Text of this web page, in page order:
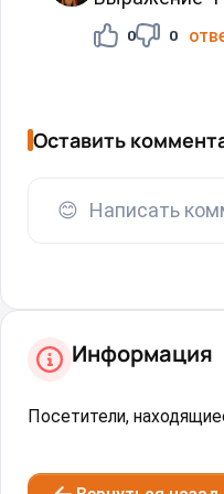
0 0
Оставить
😊 Написать
Информация
Посетители,